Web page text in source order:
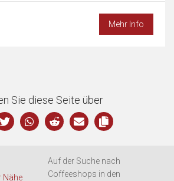
Mehr Info
Sie diese Seite über
Nähe
Auf der Suche nach
Coffeeshops in den